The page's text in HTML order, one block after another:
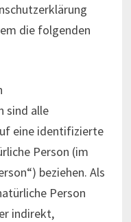
die folgenden
sind alle
eine identifizierte
Person (im
beziehen. Als
Person
indirekt,